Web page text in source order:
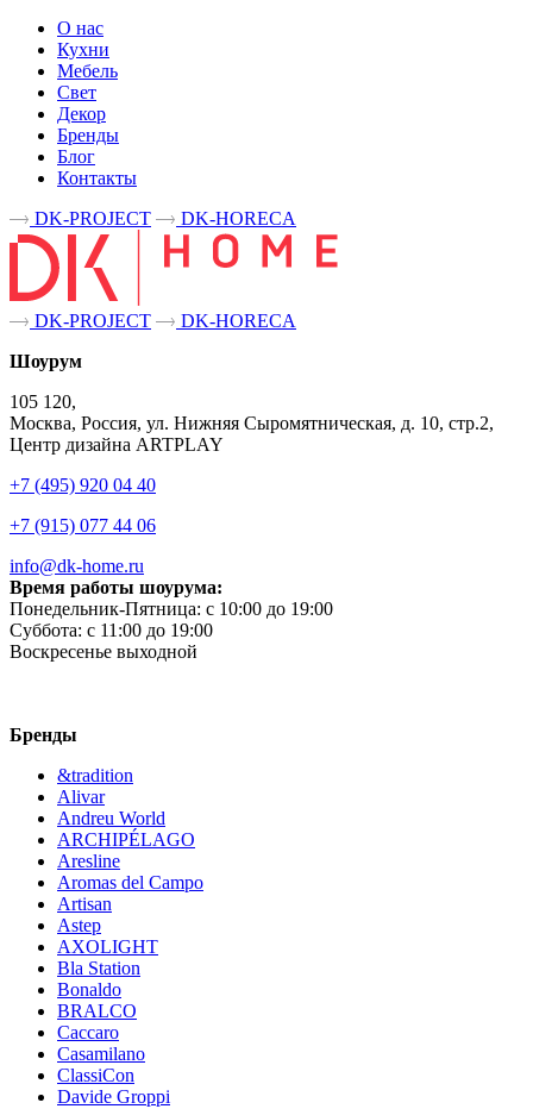
О нас
Кухни
Мебель
Свет
Декор
Бренды
Блог
Контакты
DK-PROJECT
DK-HORECA
DK-PROJECT
DK-HORECA
Шоурум
105 120,
Москва, Россия, ул. Нижняя Сыромятническая, д. 10, стр.2,
Центр дизайна ARTPLAY
+7 (495) 920 04 40
+7 (915) 077 44 06
info@dk-home.ru
Время работы шоурума:
Понедельник-Пятница: c 10:00 до 19:00
Суббота: c 11:00 до 19:00
Воскресенье выходной
Бренды
&tradition
Alivar
Andreu World
ARCHIPÉLAGO
Aresline
Aromas del Campo
Artisan
Astep
AXOLIGHT
Bla Station
Bonaldo
BRALCO
Caccaro
Casamilano
ClassiCon
Davide Groppi